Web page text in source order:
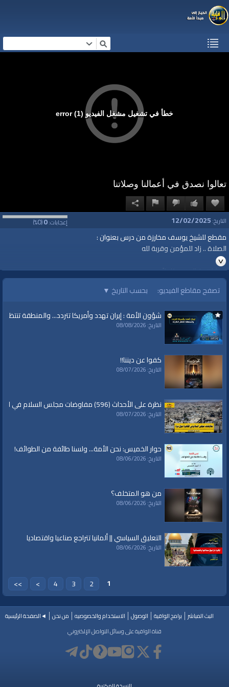
خطأ في تشغيل مشغل الفيديو (1) error
تعالوا نصدق في أعمالنا وصلاتنا
إعجابات:0
(
0
%) التاريخ: 12/02/2025
مقطع للشيخ يوسف مخارزة من درس بعنوان :
الصلاة .. زاد للمؤمن وقربة لله
لمشاهدة الدرس كاملاً
https://rumble.com/v727jwy--..-.html
متفرقات
قنوات:
برامج الواقية
تصفح مقاطع الفيديو: بحسب التاريخ ▼
شؤون الأمة : إيران تهدد وأمريكا تتردد... والمنطقة تنتظر
التاريخ: 08/08/2026
كفوا عن ديننا!!
التاريخ: 08/07/2026
نظرة على الأحداث (596) مفاوضات مجلس السلام في القاهرة حول غزة
التاريخ: 08/07/2026
حوار الخميس: نحن الأمة... ولسنا طائفة من الطوائف!
التاريخ: 08/06/2026
من هو المتخلف؟
التاريخ: 08/06/2026
التعليق السياسي || ألمانيا تتراجع صناعيا واقتصاديا
التاريخ: 08/06/2026
1
2
3
4
>
>>
البث المباشر برامج الواقية الوصول الاستخدام والخصوصيه من نحن
◄الصفحة الرئيسية
قناة الواقية على وسائل التواصل الإلكتروني